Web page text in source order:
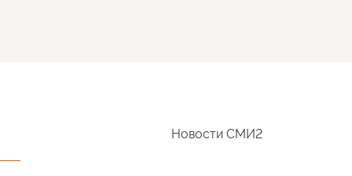
Новости СМИ2